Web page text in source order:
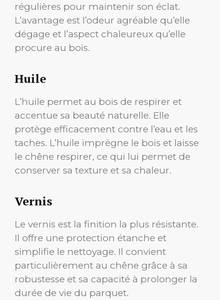
régulières pour maintenir son éclat.
L’avantage est l’odeur agréable qu’elle
dégage et l’aspect chaleureux qu’elle
procure au bois.
Huile
L’huile permet au bois de respirer et
accentue sa beauté naturelle. Elle
protège efficacement contre l’eau et les
taches. L’huile imprègne le bois et laisse
le chêne respirer, ce qui lui permet de
conserver sa texture et sa chaleur.
Vernis
Le vernis est la finition la plus résistante.
Il offre une protection étanche et
simplifie le nettoyage. Il convient
particulièrement au chêne grâce à sa
robustesse et sa capacité à prolonger la
durée de vie du parquet.